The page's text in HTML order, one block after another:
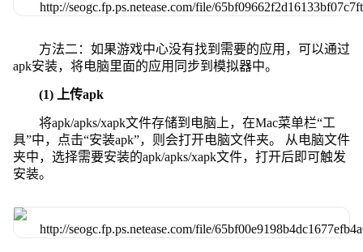
方法二：如果游戏中心没有找到需要的应用，可以通过
apk安装，将电脑里面的应用同步到模拟器中。
(1) 上传apk
将apk/apks/xapk文件存储到电脑上，在Mac菜单栏“工
具”中，点击“安装apk”，则会打开电脑文件夹。 从电脑文件
夹中，选择需要安装的apk/apks/xapk文件，打开后即可触发
安装。